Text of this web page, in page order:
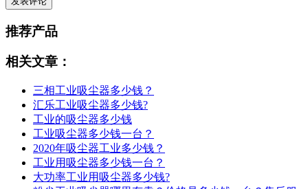
推荐产品
相关文章：
三相工业吸尘器多少钱？
汇乐工业吸尘器多少钱?
工业的吸尘器多少钱
工业吸尘器多少钱一台？
2020年吸尘器工业多少钱？
工业用吸尘器多少钱一台？
大功率工业用吸尘器多少钱?